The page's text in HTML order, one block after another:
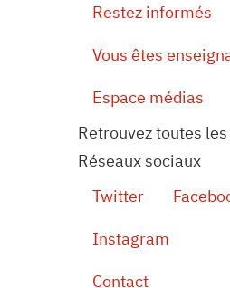
Restez informés
Vous êtes
Espace médias
Retrouvez toutes
Réseaux sociaux
Twitter
Instagram
Contact